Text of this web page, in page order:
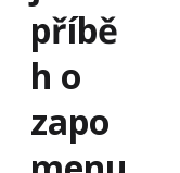
příbě
h o
zapo